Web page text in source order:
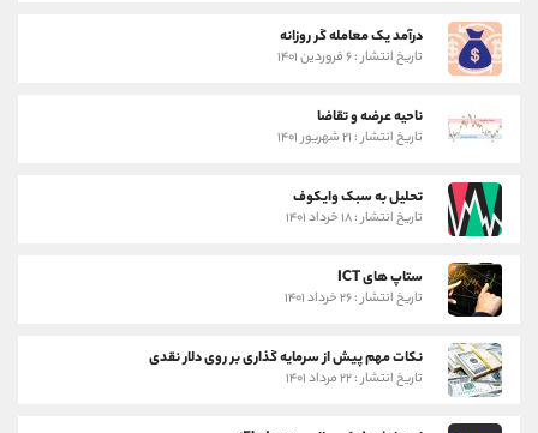
درآمد یک معامله گر روزانه
تاریخ انتشار : ۶ فروردین ۱۴۰۱
ناحیه عرضه و تقاضا
تاریخ انتشار : ۲۱ شهریور ۱۴۰۱
تحلیل به سبک وایکوف
تاریخ انتشار : ۱۸ خرداد ۱۴۰۱
ستاپ های ICT
تاریخ انتشار : ۲۶ خرداد ۱۴۰۱
نکات مهم پیش از سرمایه گذاری بر روی دلار نقدی
تاریخ انتشار : ۲۲ مرداد ۱۴۰۱